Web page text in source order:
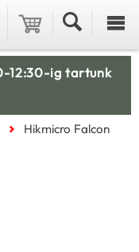
12:30-ig tartunk
Hikmicro Falcon